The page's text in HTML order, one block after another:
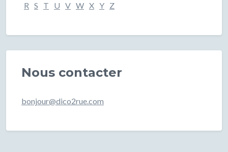
R S T U V W X Y Z
Nous contacter
bonjour@dico2rue.com